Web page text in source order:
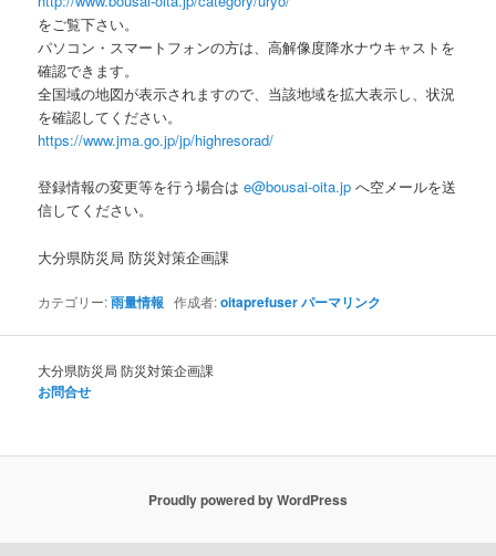
をご覧下さい。
パソコン・スマートフォンの方は、高解像度降水ナウキャストを
確認できます。
全国域の地図が表示されますので、当該地域を拡大表示し、状況
を確認してください。
https://www.jma.go.jp/jp/highresorad/
登録情報の変更等を行う場合はe@bousai-oita.jp へ空メールを送
信してください。
大分県防災局 防災対策企画課
カテゴリー:雨量情報 作成者:oitaprefuserパーマリンク
大分県防災局 防災対策企画課
お問合せ
Proudly powered by WordPress